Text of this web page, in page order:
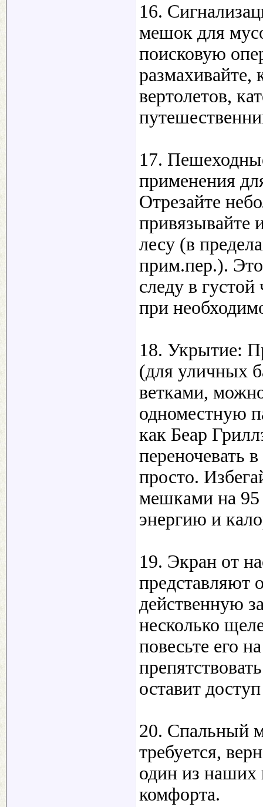
16.
мешок для
поисковую
размахивайте,
вертолетов,
17.
применения
Отрезайте
привязывайте
лесу (в
прим.пер.).
следу в
при
18. Укрытие:
(для уличных
ветками,
одноместную
как Беар
переночевать
просто.
мешками на 95
энергию и
19. Экран от
представляют
действенную
несколько
повесьте его
оставит
20. Спальный
требуется,
один из наших
комфорта.